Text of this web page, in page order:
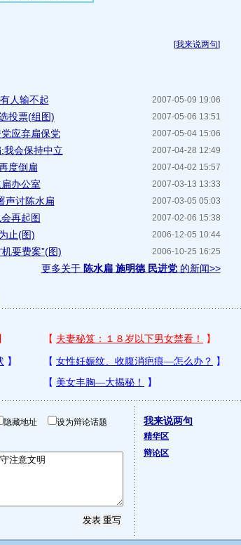
[我来说两句]
2007-05-09 19:06
人输不起
2007-05-06 13:51
投票(组图)
2007-05-04 15:06
应弃扁保党
2007-04-28 12:49
我会保持中立
2007-04-02 15:57
度倒扁
2007-03-13 13:33
办公室
2007-03-05 05:03
声讨陈水扁
2007-02-06 15:38
再起图
2006-12-05 10:44
止(图)
2006-10-25 16:25
要费案”(图)
更多关于 陈水扁 施明德 民进党的新闻>>
隐藏地址 设为辩论话题 我来说两句
精华区
辩论区